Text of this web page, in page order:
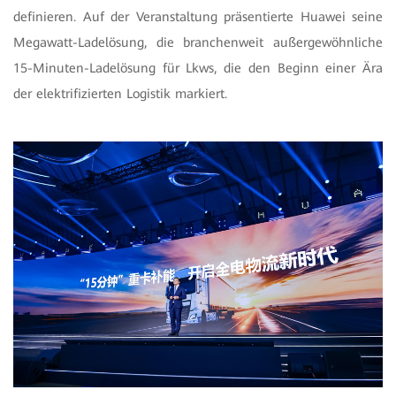
definieren. Auf der Veranstaltung präsentierte Huawei seine
Megawatt-Ladelösung, die branchenweit außergewöhnliche
15-Minuten-Ladelösung für Lkws, die den Beginn einer Ära
der elektrifizierten Logistik markiert.